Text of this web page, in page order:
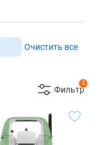
Очистить все
2
Фильтр